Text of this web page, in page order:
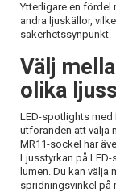
Ytterligare en fördel
andra ljuskällor,
säkerhetssynpunkt.
Välj
olika
LED-spotlights med
utföranden att välja
MR11-sockel har
Ljusstyrkan på
lumen. Du kan välja
spridningsvinkel på